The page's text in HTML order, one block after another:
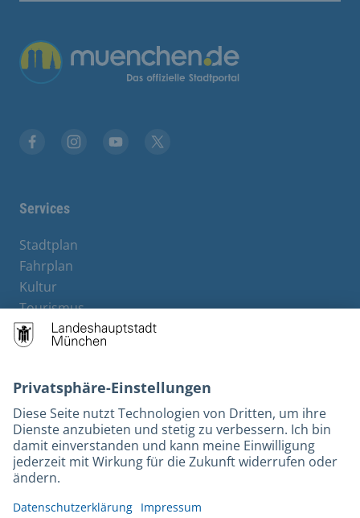
Services
Stadtplan
Fahrplan
Kultur
Tourismus
M-Strom
Bürgerservice
Kontakt
Barrierefreiheit
Leichte Sprache
Gebärdensprache